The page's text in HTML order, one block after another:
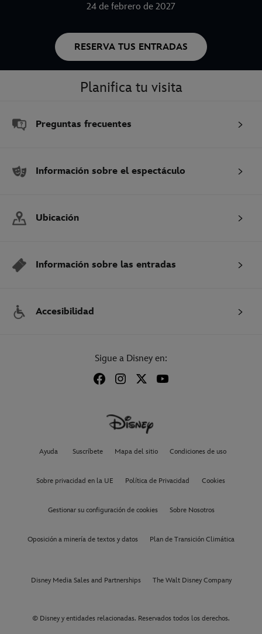
24 de febrero de 2027
RESERVA TUS ENTRADAS
Planifica tu visita
Preguntas frecuentes
Información sobre el espectáculo
Ubicación
Información sobre las entradas
Accesibilidad
Sigue a Disney en:
Ayuda Suscríbete Mapa del sitio Condiciones de uso
Sobre privacidad en la UE Política de Privacidad Cookies
Gestionar su configuración de cookies Sobre Nosotros
Oposición a minería de textos y datos Plan de Transición Climática
Disney Media Sales and Partnerships The Walt Disney Company
© Disney y entidades relacionadas. Reservados todos los derechos.